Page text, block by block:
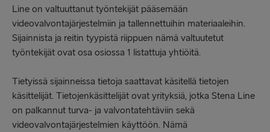
Line on valtuuttanut työntekijät pääsemään
videovalvontajärjestelmiin ja tallennettuihin materiaaleihin.
Sijainnista ja reitin tyypistä riippuen nämä valtuutetut
työntekijät ovat osa osiossa 1 listattuja yhtiöitä.
Tietyissä sijainneissa tietoja saattavat käsitellä tietojen
käsittelijät. Tietojenkäsittelijät ovat yrityksiä, jotka Stena Line
on palkannut turva- ja valvontatehtäviin sekä
videovalvontajärjestelmien käyttöön. Nämä